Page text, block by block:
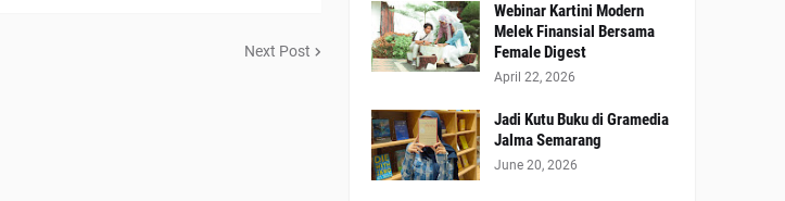
Next Post
Webinar Kartini Modern
Melek Finansial Bersama
Female Digest
April 22, 2026
Jadi Kutu Buku di Gramedia
Jalma Semarang
June 20, 2026